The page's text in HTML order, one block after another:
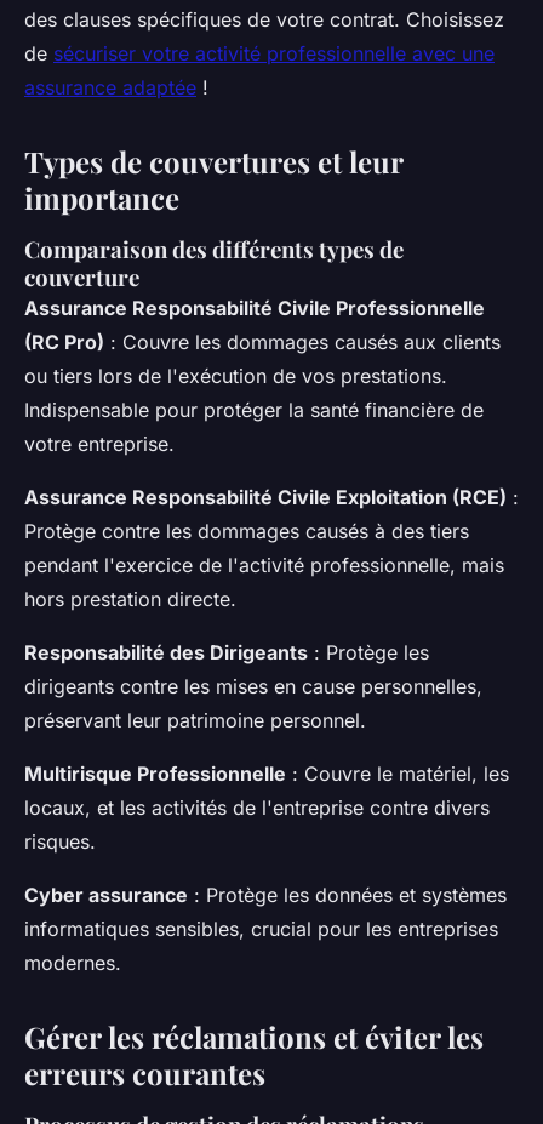
des clauses spécifiques de votre contrat. Choisissez
de sécuriser votre activité professionnelle avec une
assurance adaptée !
Types de couvertures et leur
importance
Comparaison des différents types de
couverture
Assurance Responsabilité Civile Professionnelle
(RC Pro) : Couvre les dommages causés aux clients
ou tiers lors de l'exécution de vos prestations.
Indispensable pour protéger la santé financière de
votre entreprise.
Assurance Responsabilité Civile Exploitation (RCE) :
Protège contre les dommages causés à des tiers
pendant l'exercice de l'activité professionnelle, mais
hors prestation directe.
Responsabilité des Dirigeants : Protège les
dirigeants contre les mises en cause personnelles,
préservant leur patrimoine personnel.
Multirisque Professionnelle : Couvre le matériel, les
locaux, et les activités de l'entreprise contre divers
risques.
Cyber assurance : Protège les données et systèmes
informatiques sensibles, crucial pour les entreprises
modernes.
Gérer les réclamations et éviter les
erreurs courantes